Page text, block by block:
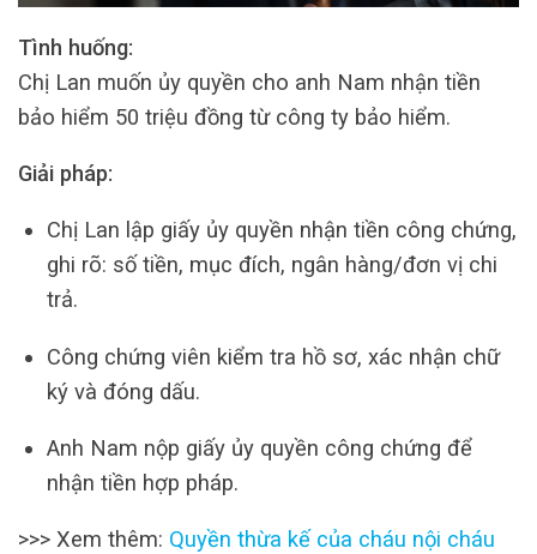
Tình huống:
Chị Lan muốn ủy quyền cho anh Nam nhận tiền
bảo hiểm 50 triệu đồng từ công ty bảo hiểm.
Giải pháp:
Chị Lan lập giấy ủy quyền nhận tiền công chứng,
ghi rõ: số tiền, mục đích, ngân hàng/đơn vị chi
trả.
Công chứng viên kiểm tra hồ sơ, xác nhận chữ
ký và đóng dấu.
Anh Nam nộp giấy ủy quyền công chứng để
nhận tiền hợp pháp.
>>> Xem thêm: Quyền thừa kế của cháu nội cháu